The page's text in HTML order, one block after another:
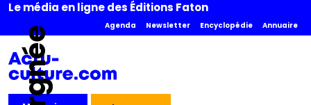
Le média en ligne des Éditions Faton
Agenda Newsletter Encyclopédie Annuaire